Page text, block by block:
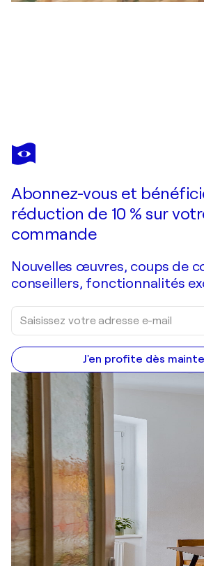
DOMINICK POULAIN
Abstraction 7
Abonnez-vous et
réduction de 10 % sur
commande
Nouvelles œuvres, coups de
conseillers, fonctionnalités
J'en profite dès